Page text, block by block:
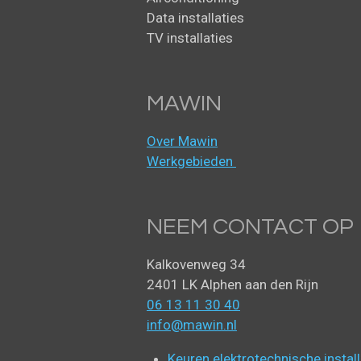
Data installaties
TV installaties
MAWIN
Over Mawin
Werkgebieden
NEEM CONTACT OP
Kalkovenweg 34
2401 LK Alphen aan den Rijn
06 13 11 30 40
info@mawin.nl